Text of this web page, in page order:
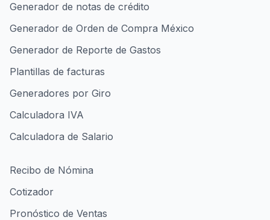
Generador de notas de crédito
Generador de Orden de Compra México
Generador de Reporte de Gastos
Plantillas de facturas
Generadores por Giro
Calculadora IVA
Calculadora de Salario
Recibo de Nómina
Cotizador
Pronóstico de Ventas